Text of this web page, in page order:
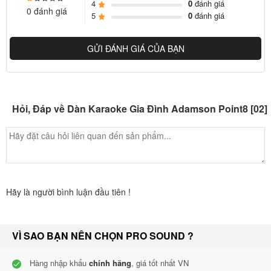
- Subwoofer Adamson Point 215
Point 215 Sub được thiết kế để sử dụng tối ưu, Adamson đã dành
Công nghệ trình điều khiển Neo-Kevlar của Adamson với kiến trúc
0 đánh giá
4
0đánh giá
5
0đánh giá
GỬI ĐÁNH GIÁ CỦA BẠN
Hỏi, Đáp về Dàn Karaoke Gia Đình Adamson Point8 [02]
Hãy là người bình luận đầu tiên !
VÌ SAO BẠN NÊN CHỌN PRO SOUND ?
Hàng nhập khẩu chính hãng, giá tốt nhất VN